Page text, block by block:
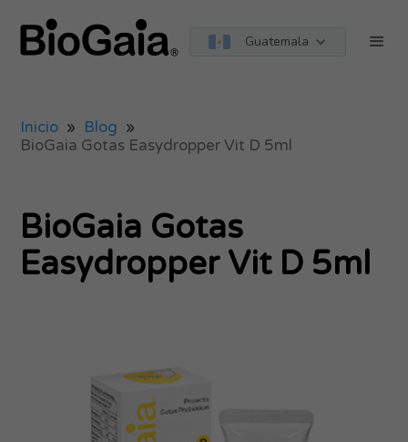
Guatemala
Inicio » Blog »
BioGaia Gotas Easydropper Vit D 5ml
BioGaia Gotas
Easydropper Vit D 5ml